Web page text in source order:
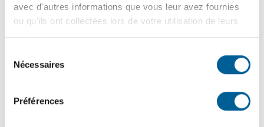
avec d'autres informations que vous leur avez fournies
ou qu'ils ont collectées lors de votre utilisation de leurs
services.
Nécessaires
Préférences
SÉCURITÉ PUBLIQUE – En cours | Tournée résidentielle
de sensibilisation des pompiers : une visite pour votre